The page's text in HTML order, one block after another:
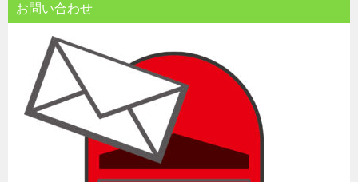
お問い合わせ